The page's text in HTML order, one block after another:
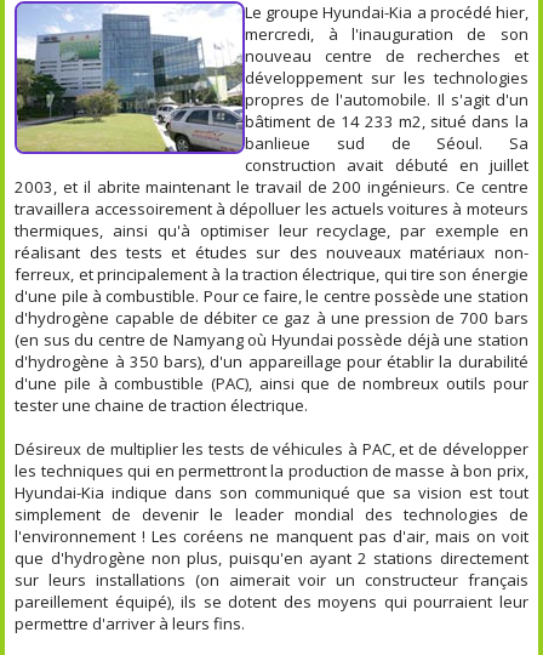
Le groupe Hyundai-Kia a procédé hier,
mercredi, à l'inauguration de son
nouveau centre de recherches et
développement sur les technologies
propres de l'automobile. Il s'agit d'un
bâtiment de 14 233 m2, situé dans la
banlieue sud de Séoul. Sa
construction avait débuté en juillet
2003, et il abrite maintenant le travail de 200 ingénieurs. Ce centre
travaillera accessoirement à dépolluer les actuels voitures à moteurs
thermiques, ainsi qu'à optimiser leur recyclage, par exemple en
réalisant des tests et études sur des nouveaux matériaux non-
ferreux, et principalement à la traction électrique, qui tire son énergie
d'une pile à combustible. Pour ce faire, le centre possède une station
d'hydrogène capable de débiter ce gaz à une pression de 700 bars
(en sus du centre de Namyang où Hyundai possède déjà une station
d'hydrogène à 350 bars), d'un appareillage pour établir la durabilité
d'une pile à combustible (PAC), ainsi que de nombreux outils pour
tester une chaine de traction électrique.
Désireux de multiplier les tests de véhicules à PAC, et de développer
les techniques qui en permettront la production de masse à bon prix,
Hyundai-Kia indique dans son communiqué que sa vision est tout
simplement de devenir le leader mondial des technologies de
l'environnement ! Les coréens ne manquent pas d'air, mais on voit
que d'hydrogène non plus, puisqu'en ayant 2 stations directement
sur leurs installations (on aimerait voir un constructeur français
pareillement équipé), ils se dotent des moyens qui pourraient leur
permettre d'arriver à leurs fins.